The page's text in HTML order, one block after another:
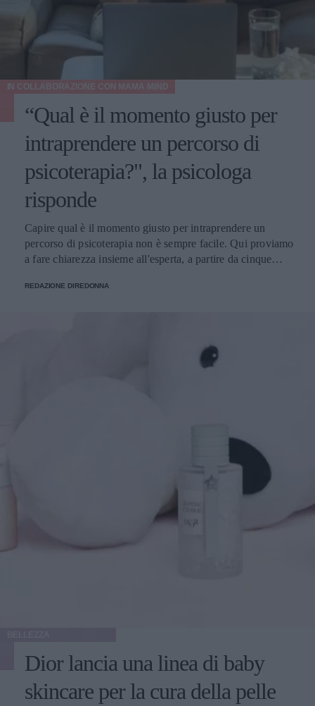
“Qual è il momento giusto per
intraprendere un percorso di
psicoterapia?", la psicologa
risponde
Capire qual è il momento giusto per intraprendere un
percorso di psicoterapia non è sempre facile. Qui proviamo
a fare chiarezza insieme all'esperta, a partire da cinque
IN COLLABORAZIONE CON MAMA MIND
REDAZIONE DIREDONNA
Dior lancia una linea di baby
skincare per la cura della pelle